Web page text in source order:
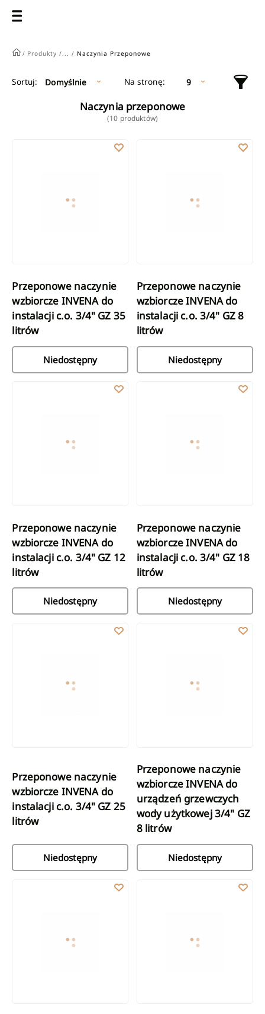
/ Produkty / ... / Naczynia Przeponowe
Sortuj: Domyślnie Na stronę: 9
Naczynia przeponowe
(10 produktów)
Przeponowe naczynie wzbiorcze INVENA do instalacji c.o. 3/4"
Przeponowe naczynie
wzbiorcze INVENA do
instalacji c.o. 3/4" GZ 35
litrów
Niedostępny
Przeponowe naczynie
Przeponowe naczynie
wzbiorcze INVENA do
instalacji c.o. 3/4" GZ 8
litrów
Niedostępny
Przeponowe naczynie wzbiorcze INVENA do instalacji c.o. 3/4"
Przeponowe naczynie
wzbiorcze INVENA do
instalacji c.o. 3/4" GZ 12
litrów
Niedostępny
Przeponowe naczynie
Przeponowe naczynie
wzbiorcze INVENA do
instalacji c.o. 3/4" GZ 18
litrów
Niedostępny
Przeponowe naczynie wzbiorcze INVENA do instalacji c.o. 3/4"
Przeponowe naczynie
wzbiorcze INVENA do
instalacji c.o. 3/4" GZ 25
litrów
Niedostępny
Przeponowe naczynie
Przeponowe naczynie
wzbiorcze INVENA do
urządzeń grzewczych
wody użytkowej 3/4" GZ
8 litrów
Niedostępny
Przeponowe naczynie wzbiorcze INVENA do urządzeń
Przeponowe naczynie